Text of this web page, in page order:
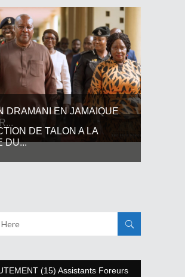
DRAMANI EN JAMAIQUE
DE TALON A LA
DU...
(15) Assistants Foreurs